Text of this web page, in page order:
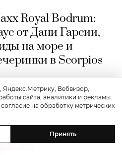
Royal Bodrum:
от Дани Гарсии,
Вебвизор,
сайта, аналитики и рекламы.
на обработку метрических
Принять